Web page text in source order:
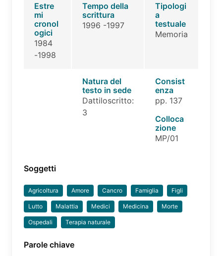
Estre
mi
cronol
ogici
1984
-1998
Tempo della
scrittura
1996 -1997
Tipologi
a
testuale
Memoria
Natura del
testo in sede
Dattiloscritto:
3
Consist
enza
pp. 137
Colloca
zione
MP/01
Soggetti
Agricoltura Amore Cancro Famiglia Figli
Lutto Malattia Medici Medicina Morte
Ospedali Terapia naturale
Parole chiave